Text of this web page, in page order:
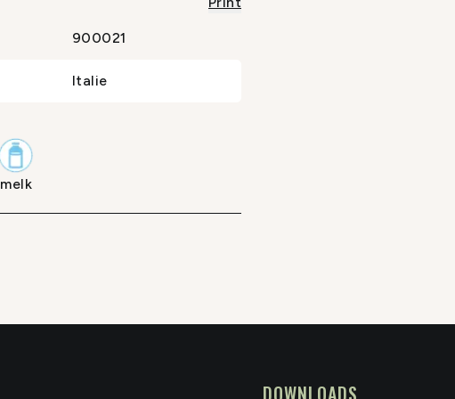
900021
Italie
melk
DOWNLOADS